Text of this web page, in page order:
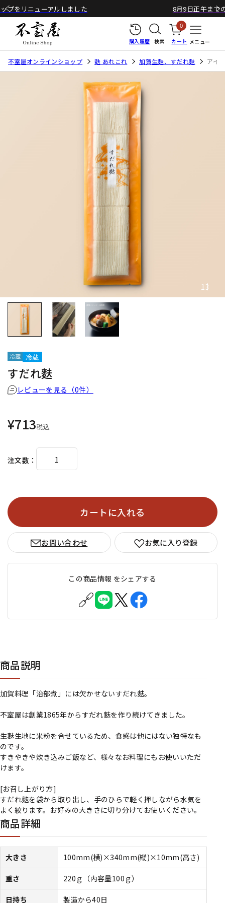
8月9日正午までのご注文で最短8月11日出荷予定
購入履歴 検索
0
カート メニュー
不室屋オンラインショップ 麩 あれこれ 加賀生麩、すだれ麩 アイ
1 3
冷蔵
すだれ麩
レビューを見る（0件）
¥713税込
注文数
カートに入れる
お問い合わせ お気に入り登録
この商品情報 をシェアする
商品説明
加賀料理「治部煮」には欠かせないすだれ麩。
不室屋は創業1865年からすだれ麩を作り続けてきました。
生麩生地に米粉を合せているため、食感は他にはない独特なも
のです。
すきやきや炊き込みご飯など、様々なお料理にもお使いいただ
けます。
[お召し上がり方]
すだれ麩を袋から取り出し、手のひらで軽く押しながら水気を
よく絞ります。お好みの大きさに切り分けてお使いください。
商品詳細
大きさ 100mm(横)×340mm(縦)×10mm(高さ)
重さ 220ｇ（内容量100ｇ）
日持ち 製造から40日